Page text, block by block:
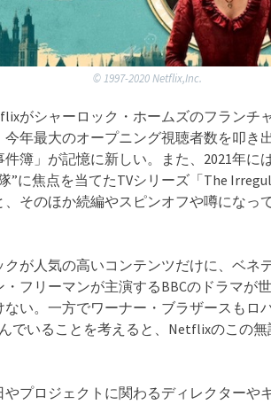
©︎ 1997-2020 Netflix,Inc.
がシャーロック・ホームズのフランチ
今年最大のオープニング視聴者数を叩き
簿」が記憶に新しい。また、2021年に
”に焦点を当てたTVシリーズ「The
そのほか続編やスピンオフや噂になっ
クが人気の高いコンテンツだけに、ベネ
フリーマンが主演するBBCのドラマが
ない。一方でワーナー・ブラザースもロ
でいることを考えると、Netflixのこの
プロジェクトに関わるディレクターや